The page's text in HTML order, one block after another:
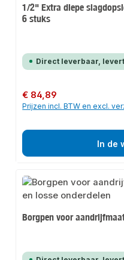
1/2" Extra diepe
6 stuks
Direct leverbaar,
Normale prijs:
€ 84,89
Prijzen incl. BTW en excl.
In de
Borgpen voor